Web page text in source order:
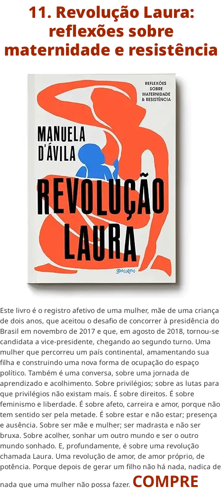
11. Revolução Laura:
reflexões sobre
maternidade e resistência
Este livro é o registro afetivo de uma mulher, mãe de uma criança
de dois anos, que aceitou o desafio de concorrer à presidência do
Brasil em novembro de 2017 e que, em agosto de 2018, tornou-se
candidata a vice-presidente, chegando ao segundo turno. Uma
mulher que percorreu um país continental, amamentando sua
filha e construindo uma nova forma de ocupação do espaço
político. Também é uma conversa, sobre uma jornada de
aprendizado e acolhimento. Sobre privilégios; sobre as lutas para
que privilégios não existam mais. É sobre direitos. É sobre
feminismo e liberdade. É sobre afeto, carreira e amor, porque não
tem sentido ser pela metade. É sobre estar e não estar; presença
e ausência. Sobre ser mãe e mulher; ser madrasta e não ser
bruxa. Sobre acolher, sonhar um outro mundo e ser o outro
mundo sonhado. E, profundamente, é sobre uma revolução
chamada Laura. Uma revolução de amor, de amor próprio, de
potência. Porque depois de gerar um filho não há nada, nadica de
nada que uma mulher não possa fazer. COMPRE